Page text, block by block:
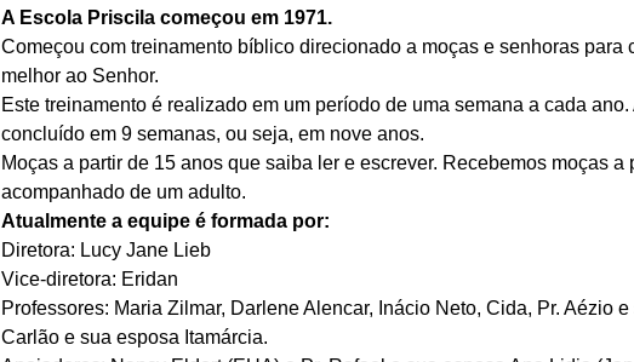
A Escola Priscila começou em 1971.
Começou com treinamento bíblico direcionado a moças e senhoras para
melhor ao Senhor.
Este treinamento é realizado em um período de uma semana a cada
concluído em 9 semanas, ou seja, em nove anos.
Moças a partir de 15 anos que saiba ler e escrever. Recebemos moças a
acompanhado de um adulto.
Atualmente a equipe é formada por:
Diretora: Lucy Jane Lieb
Vice-diretora: Eridan
Professores: Maria Zilmar, Darlene Alencar, Inácio Neto, Cida, Pr. Aézio
Carlão e sua esposa Itamárcia.